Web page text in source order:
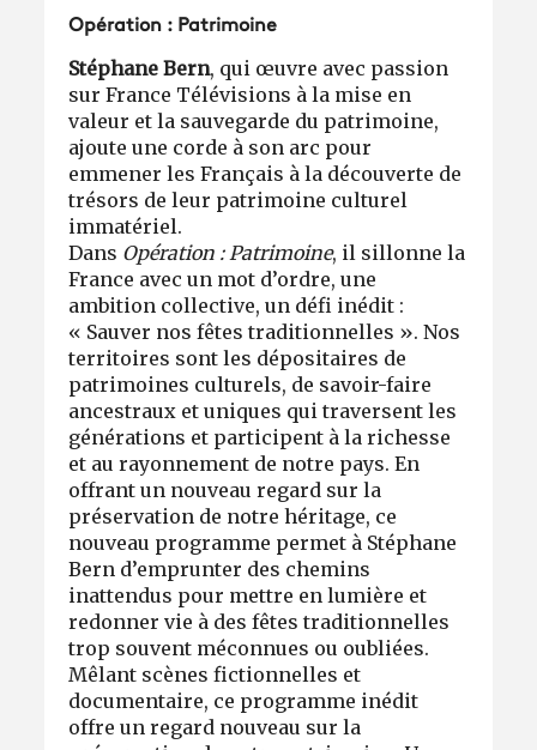
Opération : Patrimoine
Stéphane Bern, qui œuvre avec passion
sur France Télévisions à la mise en
valeur et la sauvegarde du patrimoine,
ajoute une corde à son arc pour
emmener les Français à la découverte de
trésors de leur patrimoine culturel
immatériel.
Dans Opération : Patrimoine, il sillonne la
France avec un mot d’ordre, une
ambition collective, un défi inédit :
« Sauver nos fêtes traditionnelles ». Nos
territoires sont les dépositaires de
patrimoines culturels, de savoir-faire
ancestraux et uniques qui traversent les
générations et participent à la richesse
et au rayonnement de notre pays. En
offrant un nouveau regard sur la
préservation de notre héritage, ce
nouveau programme permet à Stéphane
Bern d’emprunter des chemins
inattendus pour mettre en lumière et
redonner vie à des fêtes traditionnelles
trop souvent méconnues ou oubliées.
Mêlant scènes fictionnelles et
documentaire, ce programme inédit
offre un regard nouveau sur la